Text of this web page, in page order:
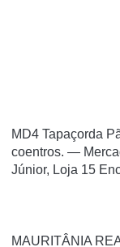
MD4 Tapaçorda
coentros. —
Júnior, Loja 15
MAURITÂNIA